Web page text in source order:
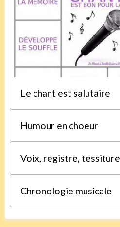
Le chant est salutaire
Humour en choeur
Voix, registre, tessiture
Chronologie musicale